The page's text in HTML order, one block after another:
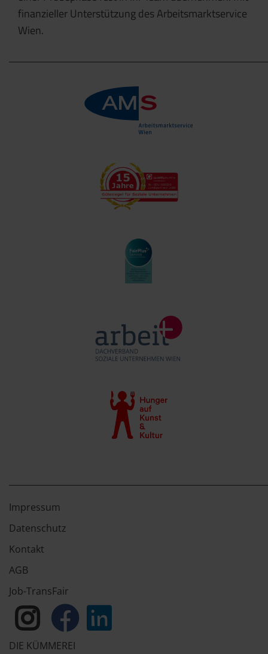
finanzieller Unterstützung des Arbeitsmarktservice
Wien.
Impressum
Datenschutz
Kontakt
AGB
Job-TransFair
DIE KÜMMEREI